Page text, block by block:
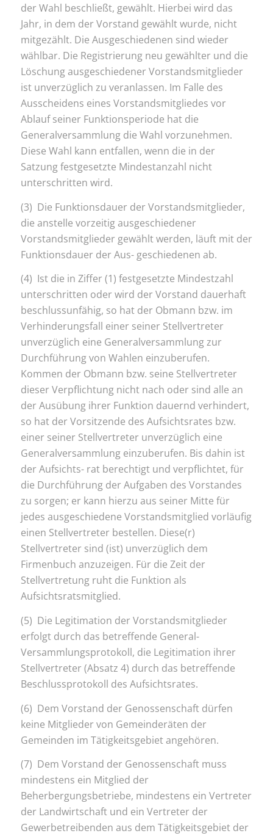
der Wahl beschließt, gewählt. Hierbei wird das
Jahr, in dem der Vorstand gewählt wurde, nicht
mitgezählt. Die Ausgeschiedenen sind wieder
wählbar. Die Registrierung neu gewählter und die
Löschung ausgeschiedener Vorstandsmitglieder
ist unverzüglich zu veranlassen. Im Falle des
Ausscheidens eines Vorstandsmitgliedes vor
Ablauf seiner Funktionsperiode hat die
Generalversammlung die Wahl vorzunehmen.
Diese Wahl kann entfallen, wenn die in der
Satzung festgesetzte Mindestanzahl nicht
unterschritten wird.
(3) Die Funktionsdauer der Vorstandsmitglieder,
die anstelle vorzeitig ausgeschiedener
Vorstandsmitglieder gewählt werden, läuft mit der
Funktionsdauer der Aus- geschiedenen ab.
(4) Ist die in Ziffer (1) festgesetzte Mindestzahl
unterschritten oder wird der Vorstand dauerhaft
beschlussunfähig, so hat der Obmann bzw. im
Verhinderungsfall einer seiner Stellvertreter
unverzüglich eine Generalversammlung zur
Durchführung von Wahlen einzuberufen.
Kommen der Obmann bzw. seine Stellvertreter
dieser Verpflichtung nicht nach oder sind alle an
der Ausübung ihrer Funktion dauernd verhindert,
so hat der Vorsitzende des Aufsichtsrates bzw.
einer seiner Stellvertreter unverzüglich eine
Generalversammlung einzuberufen. Bis dahin ist
der Aufsichts- rat berechtigt und verpflichtet, für
die Durchführung der Aufgaben des Vorstandes
zu sorgen; er kann hierzu aus seiner Mitte für
jedes ausgeschiedene Vorstandsmitglied vorläufig
einen Stellvertreter bestellen. Diese(r)
Stellvertreter sind (ist) unverzüglich dem
Firmenbuch anzuzeigen. Für die Zeit der
Stellvertretung ruht die Funktion als
Aufsichtsratsmitglied.
(5) Die Legitimation der Vorstandsmitglieder
erfolgt durch das betreffende General-
Versammlungsprotokoll, die Legitimation ihrer
Stellvertreter (Absatz 4) durch das betreffende
Beschlussprotokoll des Aufsichtsrates.
(6) Dem Vorstand der Genossenschaft dürfen
keine Mitglieder von Gemeinderäten der
Gemeinden im Tätigkeitsgebiet angehören.
(7) Dem Vorstand der Genossenschaft muss
mindestens ein Mitglied der
Beherbergungsbetriebe, mindestens ein Vertreter
der Landwirtschaft und ein Vertreter der
Gewerbetreibenden aus dem Tätigkeitsgebiet der